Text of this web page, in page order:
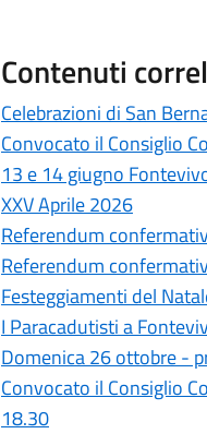
Contenuti
Celebrazioni di San
Convocato il Consiglio
13 e 14 giugno
XXV Aprile 2026
Referendum
Referendum
Festeggiamenti del
I Paracadutisti a
Domenica 26 ottobre -
Convocato il Consiglio
18.30